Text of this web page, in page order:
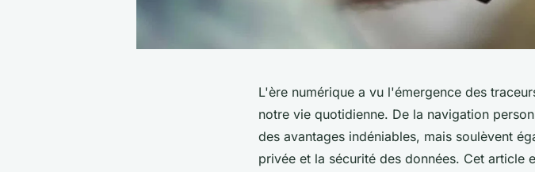
L'ère numérique a vu l'émergence des
notre vie quotidienne. De la navigation
des avantages indéniables, mais soulèvent
privée et la sécurité des données. Cet article